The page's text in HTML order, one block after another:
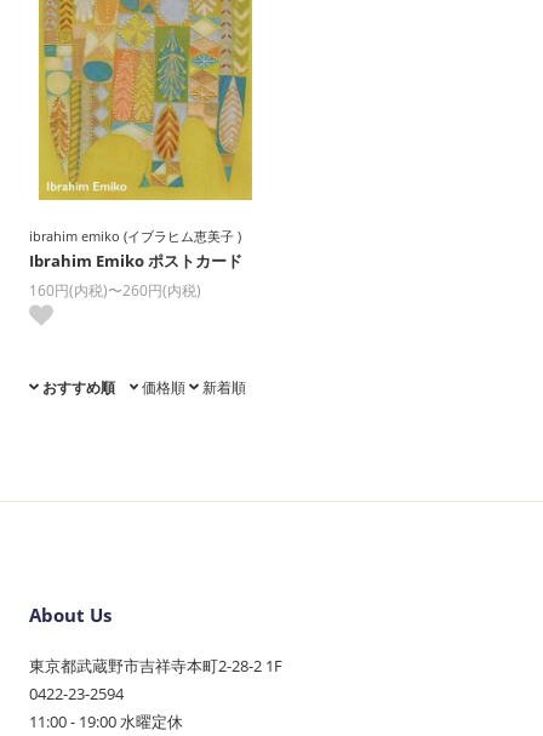
ibrahim emiko (イブラヒム恵美子 )
Ibrahim Emiko ポストカード
160円(内税)〜260円(内税)
おすすめ順 価格順 新着順
About Us
東京都武蔵野市吉祥寺本町2-28-2 1F
0422-23-2594
11:00 - 19:00 水曜定休